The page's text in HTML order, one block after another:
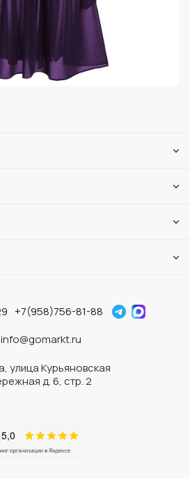
+7(958)756-81-88
info@gomarkt.ru
улица Курьяновская
д. 6, стр. 2